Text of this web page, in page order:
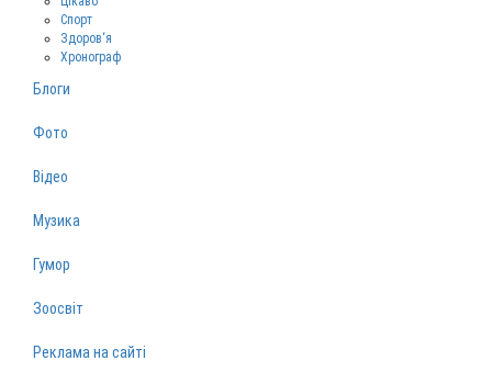
Спорт
Здоров‘я
Хронограф
Блоги
Фото
Відео
Музика
Гумор
Зоосвіт
Реклама на сайті